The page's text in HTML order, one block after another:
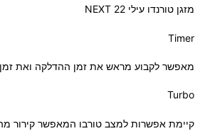
מזגן טורנדו עילי NEXT 22
Timer
מאפשר לקבוע מראש את זמן ההדלקה ואת זמן
Turbo
קיימת אפשרות למצב טורבו המאפשר קירור